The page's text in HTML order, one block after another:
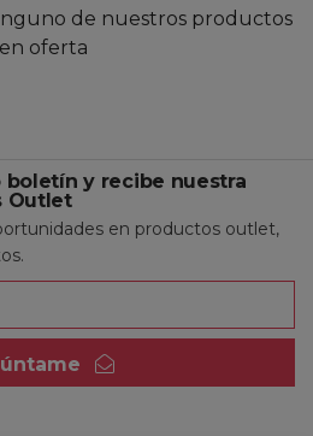
de nuestros productos
en oferta
boletín y recibe nuestra
Outlet
en productos outlet,